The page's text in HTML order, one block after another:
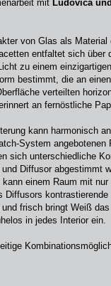
mit Ludovica
von Glas als
entfaltet sich über
zu einem
bestimmt, die an
verteilten
an fernöstliche
kann harmonisch
System angebotenen
sich unterschiedliche
Diffusor abgestimmt
einem Raum mit
frisch bringt Weiß
in jedes Interior ein.